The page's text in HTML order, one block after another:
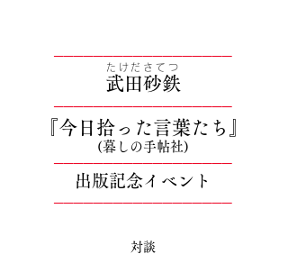
──────────────────
たけださてつ
武田砂鉄
──────────────────
『今日拾った言葉たち』
(暮しの手帖社)
──────────────────
出版記念イベント
──────────────────
対談